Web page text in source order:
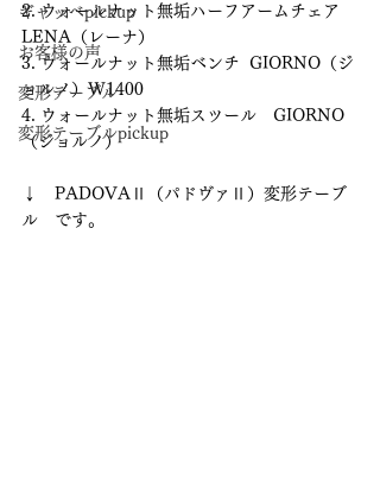
ギャッベpickup
お客様の声
変形テーブル
変形テーブルpickup
2. ウォールナット無垢ハーフアームチェア
LENA（レーナ）
3. ウォールナット無垢ベンチ  GIORNO（ジ
ョルノ）W1400
4. ウォールナット無垢スツール　GIORNO
（ジョルノ）
↓　PADOVAⅡ（パドヴァⅡ）変形テーブ
ル　です。